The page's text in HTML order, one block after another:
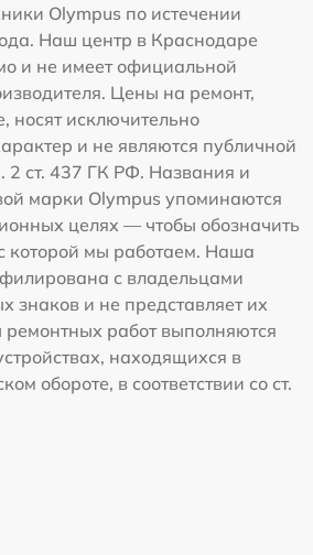
Olympus по истечении
Наш центр в Краснодаре
и не имеет официальной
Цены на ремонт,
носят исключительно
и не являются публичной
2 ст. 437 ГК РФ. Названия и
марки Olympus упоминаются
целях — чтобы обозначить
которой мы работаем. Наша
с владельцами
знаков и не представляет их
работ выполняются
находящихся в
обороте, в соответствии со ст.